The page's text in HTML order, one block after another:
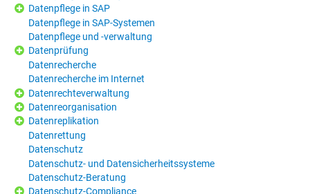
Datenpflege in SAP
Datenpflege in SAP-Systemen
Datenpflege und -verwaltung
Datenprüfung
Datenrecherche
Datenrecherche im Internet
Datenrechteverwaltung
Datenreorganisation
Datenreplikation
Datenrettung
Datenschutz
Datenschutz- und Datensicherheitssysteme
Datenschutz-Beratung
Datenschutz-Compliance